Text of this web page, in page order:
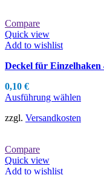
Compare
Quick view
Add to wishlist
Deckel für Einzelhaken
0,10 €
Ausführung wählen
weist
zzgl. Versandkosten
Compare
Quick view
Add to wishlist